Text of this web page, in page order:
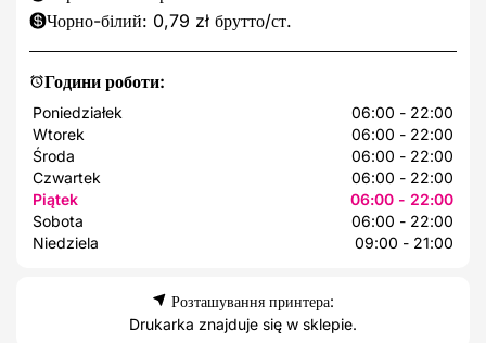
Години роботи:
Poniedziałek
06:00 - 22:00
Wtorek
06:00 - 22:00
Środa
06:00 - 22:00
Czwartek
06:00 - 22:00
Piątek
06:00 - 22:00
Sobota
06:00 - 22:00
Niedziela
09:00 - 21:00
Чорно-білий: 0,79 zł брутто/ст.
Розташування принтера:
Drukarka znajduje się w sklepie.